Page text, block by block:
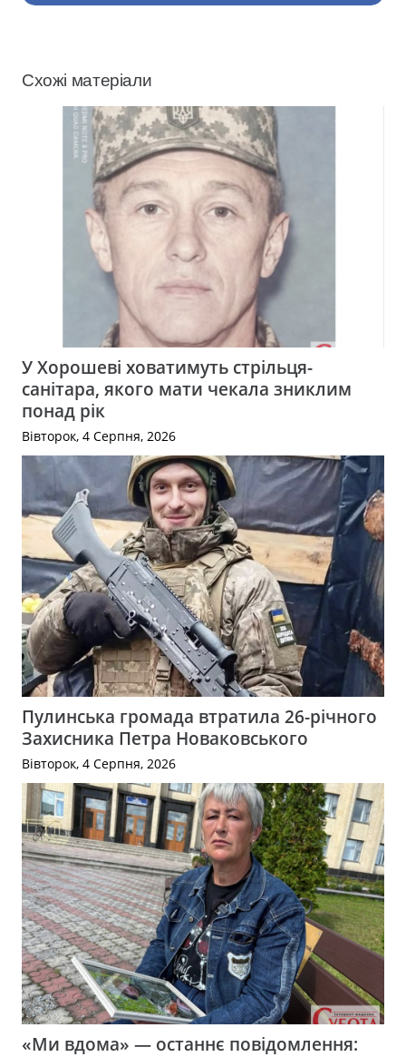
Схожі матеріали
У Хорошеві ховатимуть стрільця-
санітара, якого мати чекала зниклим
понад рік
Вівторок, 4 Серпня, 2026
Пулинська громада втратила 26-річного
Захисника Петра Новаковського
Вівторок, 4 Серпня, 2026
«Ми вдома» — останнє повідомлення: